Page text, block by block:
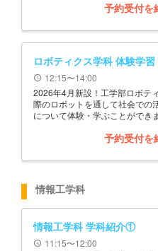
予約受付を
ロボティクス学科 体験学習
schedule 12:15〜14:00
2026年4月新設！工学部ロボテ
際のロボットを通して社会での
について体験・学ぶことがで
予約受付を
情報工学科
情報工学科 学科紹介①
schedule 11:15〜12:00